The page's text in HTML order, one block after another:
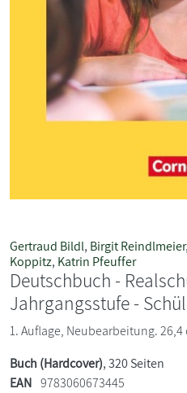
Gertraud Bildl, Birgit Reindlmeier,
Koppitz, Katrin Pfeuffer
Deutschbuch -
Jahrgangsstufe -
1. Auflage, Neubearbeitung. 26,4
Buch (Hardcover), 320 Seiten
EAN 9783060673445